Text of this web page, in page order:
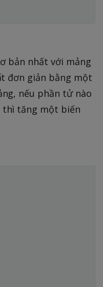
bản nhất với mảng
đơn giản bằng một
nếu phần tử nào
thì tăng một biến